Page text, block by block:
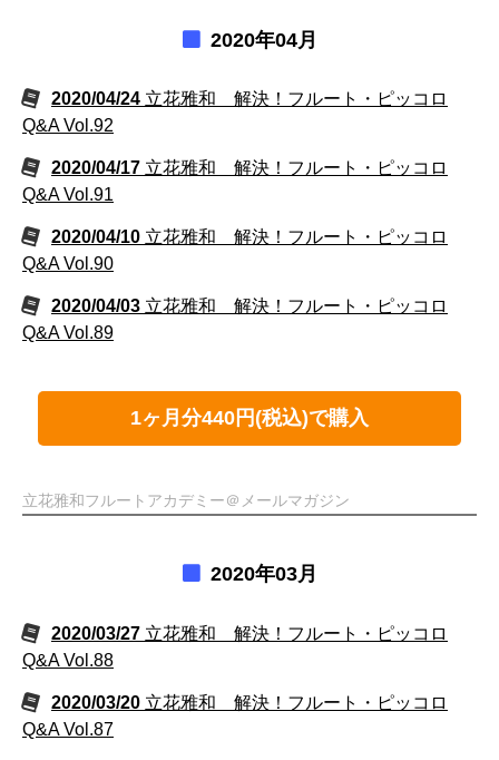
2020年04月
2020/04/24 立花雅和 解決！フルート・ピッコロ
Q&A Vol.92
2020/04/17 立花雅和 解決！フルート・ピッコロ
Q&A Vol.91
2020/04/10 立花雅和 解決！フルート・ピッコロ
Q&A Vol.90
2020/04/03 立花雅和 解決！フルート・ピッコロ
Q&A Vol.89
1ヶ月分440円(税込)で購入
立花雅和フルートアカデミー＠メールマガジン
2020年03月
2020/03/27 立花雅和 解決！フルート・ピッコロ
Q&A Vol.88
2020/03/20 立花雅和 解決！フルート・ピッコロ
Q&A Vol.87